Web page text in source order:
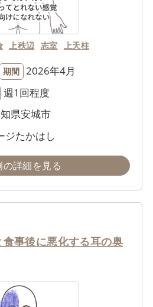
上秩辺 志室 上天柱
期間 2026年4月
週1回程度
県安城市
ジたかはし
の詳細を見る
事後に悪化する耳の奥